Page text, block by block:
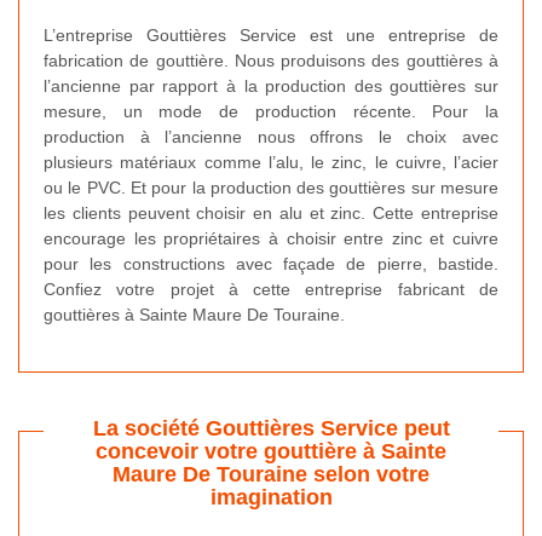
L’entreprise Gouttières Service est une entreprise de
fabrication de gouttière. Nous produisons des gouttières à
l’ancienne par rapport à la production des gouttières sur
mesure, un mode de production récente. Pour la
production à l’ancienne nous offrons le choix avec
plusieurs matériaux comme l’alu, le zinc, le cuivre, l’acier
ou le PVC. Et pour la production des gouttières sur mesure
les clients peuvent choisir en alu et zinc. Cette entreprise
encourage les propriétaires à choisir entre zinc et cuivre
pour les constructions avec façade de pierre, bastide.
Confiez votre projet à cette entreprise fabricant de
gouttières à Sainte Maure De Touraine.
La société Gouttières Service peut
concevoir votre gouttière à Sainte
Maure De Touraine selon votre
imagination